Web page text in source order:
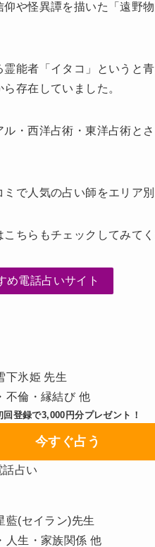
や怪異譚を描いた「遠野
能者「イタコ」というと
存在していました。
・西洋占術・東洋占術と
で人気の占い師をエリア別
ちらもチェックしてみてく
め電話占いサイト
下氷姫 先生
不倫・縁結び 他
回登録で3,000円分プレゼント！
今すぐ占う
占い
藍(セイラン)先生
人生・家族関係 他